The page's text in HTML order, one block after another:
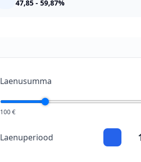
47,85 - 59,87%
Laenusumma
100 €
Laenuperiood